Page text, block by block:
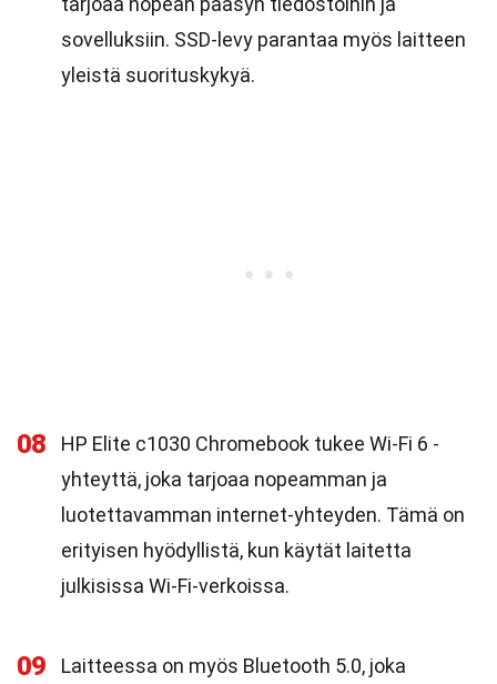
sovelluksiin. SSD-levy parantaa myös laitteen
yleistä suorituskykyä.
08
HP Elite c1030 Chromebook tukee Wi-Fi 6 -
yhteyttä, joka tarjoaa nopeamman ja
luotettavamman internet-yhteyden. Tämä on
erityisen hyödyllistä, kun käytät laitetta
julkisissa Wi-Fi-verkoissa.
09
Laitteessa on myös Bluetooth 5.0, joka